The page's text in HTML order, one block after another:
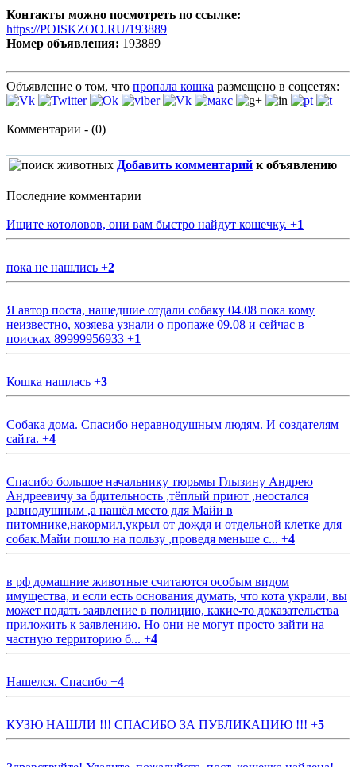
Контакты можно посмотреть по ссылке:
https://POISKZOO.RU/193889
Номер объявления: 193889
Объявление о том, что пропала кошка размещено в соцсетях:
Комментарии - (0)
Добавить комментарий к объявлению
Последние комментарии
Ищите котоловов, они вам быстро найдут кошечку. +1
пока не нашлись +2
Я автор поста, нашедшие отдали собаку 04.08 пока кому
неизвестно, хозяева узнали о пропаже 09.08 и сейчас в
поисках 89999956933 +1
Кошка нашлась +3
Собака дома. Спасибо неравнодушным людям. И создателям
сайта. +4
Спасибо большое начальнику тюрьмы Глызину Андрею
Андреевичу за бдительность ,тёплый приют ,неостался
равнодушным ,а нашёл место для Майи в
питомнике,накормил,укрыл от дождя и отдельной клетке для
собак.Майи пошло на пользу ,проведя меньше с... +4
в рф домашние животные считаются особым видом
имущества, и если есть основания думать, что кота украли, вы
может подать заявление в полицию, какие-то доказательства
приложить к заявлению. Но они не могут просто зайти на
частную территорию б... +4
Нашелся. Спасибо +4
КУЗЮ НАШЛИ !!! СПАСИБО ЗА ПУБЛИКАЦИЮ !!! +5